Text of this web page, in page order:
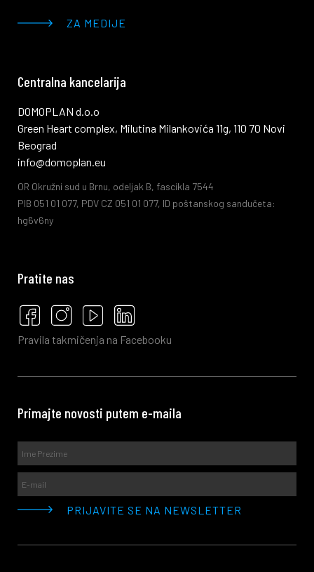
ZA MEDIJE
Centralna kancelarija
DOMOPLAN d.o.o
Green Heart complex, Milutina Milankovića 11g, 110 70 Novi
Beograd
info@domoplan.eu
OR Okružni sud u Brnu, odeljak B, fascikla 7544
PIB 051 01 077, PDV CZ 051 01 077, ID poštanskog sandučeta:
hg6v6ny
Pratite nas
Pravila takmičenja na Facebooku
Primajte novosti putem e-maila